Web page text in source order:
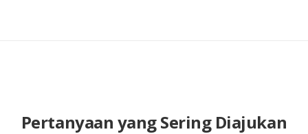
Pertanyaan yang Sering Diajukan